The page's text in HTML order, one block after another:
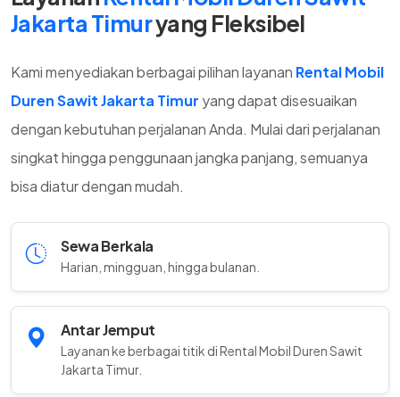
Jakarta Timuryang Fleksibel
Kami menyediakan berbagai pilihan layanan Rental Mobil
Duren Sawit Jakarta Timur yang dapat disesuaikan
dengan kebutuhan perjalanan Anda. Mulai dari perjalanan
singkat hingga penggunaan jangka panjang, semuanya
bisa diatur dengan mudah.
Sewa Berkala
Harian, mingguan, hingga bulanan.
Antar Jemput
Layanan ke berbagai titik di Rental Mobil Duren Sawit
Jakarta Timur.